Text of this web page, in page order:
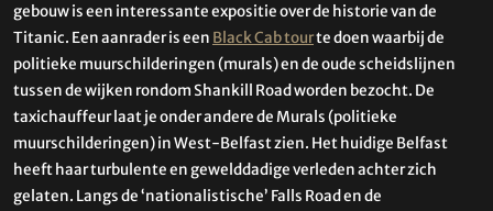
gebouw is een interessante expositie over de historie van de
Titanic. Een aanrader is een Black Cab tourte doen waarbij de
politieke muurschilderingen (murals) en de oude scheidslijnen
tussen de wijken rondom Shankill Road worden bezocht. De
taxichauffeur laat je onder andere de Murals (politieke
muurschilderingen) in West-Belfast zien. Het huidige Belfast
heeft haar turbulente en gewelddadige verleden achter zich
gelaten. Langs de ‘nationalistische’ Falls Road en de